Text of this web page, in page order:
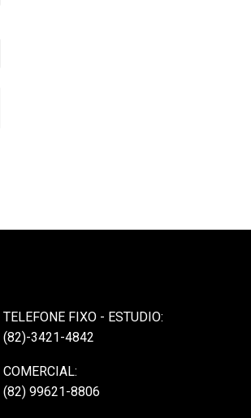
TELEFONE FIXO - ESTUDIO:
(82)-3421-4842
COMERCIAL:
(82) 99621-8806